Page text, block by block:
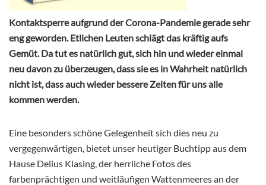
Kontaktsperre aufgrund der Corona-Pandemie gerade sehr
eng geworden. Etlichen Leuten schlägt das kräftig aufs
Gemüt. Da tut es natürlich gut, sich hin und wieder einmal
neu davon zu überzeugen, dass sie es in Wahrheit natürlich
nicht ist, dass auch wieder bessere Zeiten für uns alle
kommen werden.
Eine besonders schöne Gelegenheit sich dies neu zu
vergegenwärtigen, bietet unser heutiger Buchtipp aus dem
Hause Delius Klasing, der herrliche Fotos des
farbenprächtigen und weitläufigen Wattenmeeres an der